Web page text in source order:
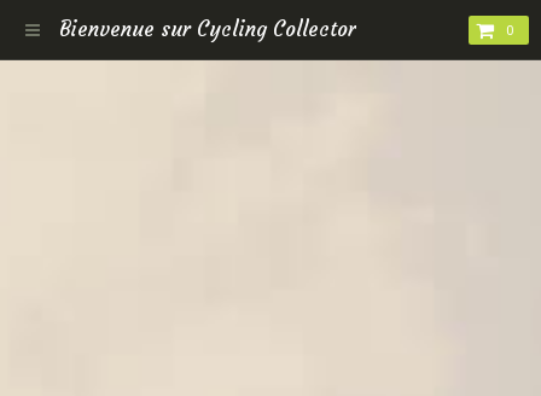
Bienvenue sur Cycling Collector 0